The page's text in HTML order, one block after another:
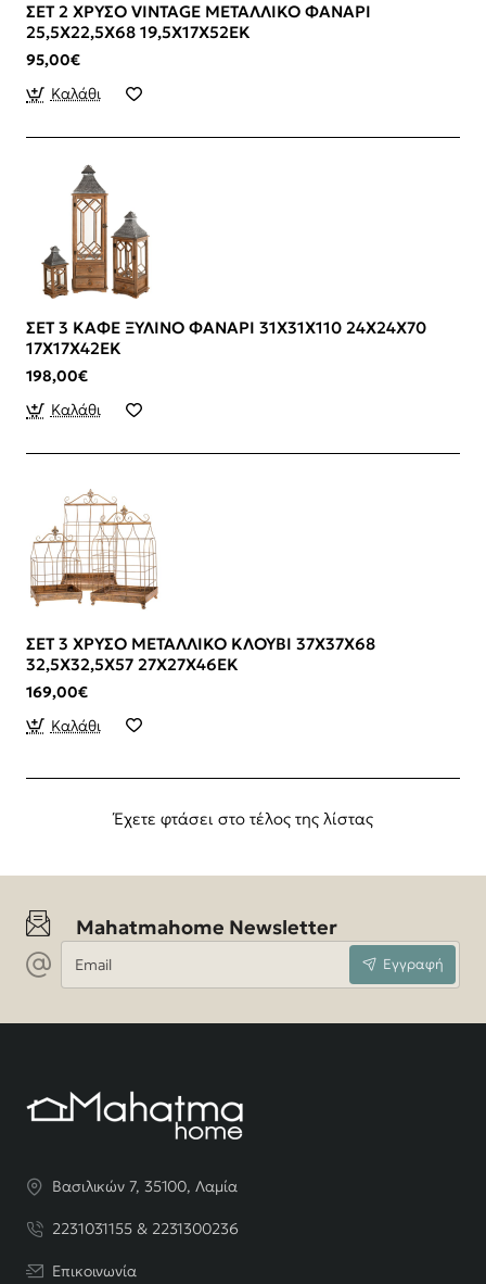
ΣΕΤ 2 ΧΡΥΣΟ VINTAGE ΜΕΤΑΛΛΙΚΟ ΦΑΝΑΡΙ
25,5Χ22,5Χ68 19,5Χ17Χ52ΕΚ
95,00€
Καλάθι
ΣΕΤ 3 ΚΑΦΕ ΞΥΛΙΝΟ ΦΑΝΑΡΙ 31Χ31Χ110 24Χ24Χ70
17Χ17Χ42ΕΚ
198,00€
Καλάθι
ΣΕΤ 3 ΧΡΥΣΟ ΜΕΤΑΛΛΙΚΟ ΚΛΟΥΒΙ 37Χ37Χ68
32,5Χ32,5Χ57 27Χ27Χ46ΕΚ
169,00€
Καλάθι
Έχετε φτάσει στο τέλος της λίστας
Mahatmahome Newsletter
Email
Εγγραφή
Βασιλικών 7, 35100, Λαμία
2231031155 & 2231300236
Επικοινωνία